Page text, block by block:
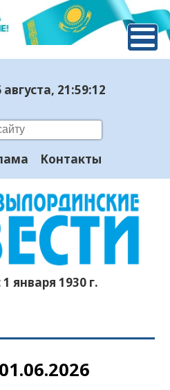
августа, 21:59:13
Контакты
января 1930 г.
01.06.2026